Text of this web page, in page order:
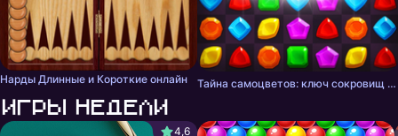
Нарды Длинные и Короткие онлайн Тайна самоцветов: ключ сокровищ - три в ряд
Игры недели
4,6